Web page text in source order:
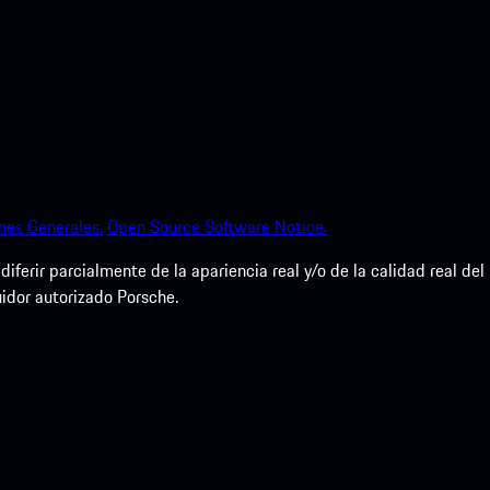
Generales.Open Source Software Notice.
parcialmente de la apariencia real y/o de la calidad real del
autorizado Porsche.